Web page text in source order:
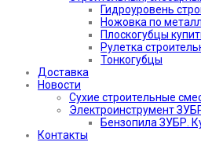
Гидроуровень
Ножовка по
Плоскогубцы
Рулетка
Тонкогубцы
Доставка
Новости
Сухие строительные
Электроинструмент
Бензопила ЗУБР.
Контакты